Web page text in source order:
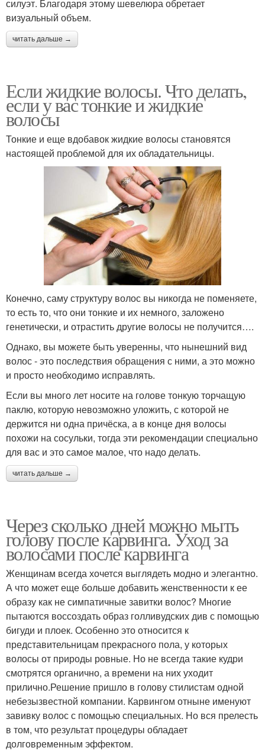
силуэт. Благодаря этому шевелюра обретает
визуальный объем.
читать дальше →
Если жидкие волосы. Что делать,
если у вас тонкие и жидкие
волосы
Тонкие и еще вдобавок жидкие волосы становятся
настоящей проблемой для их обладательницы.
Конечно, саму структуру волос вы никогда не поменяете,
то есть то, что они тонкие и их немного, заложено
генетически, и отрастить другие волосы не получится….
Однако, вы можете быть уверенны, что нынешний вид
волос - это последствия обращения с ними, а это можно
и просто необходимо исправлять.
Если вы много лет носите на голове тонкую торчащую
паклю, которую невозможно уложить, с которой не
держится ни одна причёска, а в конце дня волосы
похожи на сосульки, тогда эти рекомендации специально
для вас и это самое малое, что надо делать.
читать дальше →
Через сколько дней можно мыть
голову после карвинга. Уход за
волосами после карвинга
Женщинам всегда хочется выглядеть модно и элегантно.
А что может еще больше добавить женственности к ее
образу как не симпатичные завитки волос? Многие
пытаются воссоздать образ голливудских див с помощью
бигуди и плоек. Особенно это относится к
представительницам прекрасного пола, у которых
волосы от природы ровные. Но не всегда такие кудри
смотрятся органично, а времени на них уходит
прилично.Решение пришло в голову стилистам одной
небезызвестной компании. Карвингом отныне именуют
завивку волос с помощью специальных. Но вся прелесть
в том, что результат процедуры обладает
долговременным эффектом.